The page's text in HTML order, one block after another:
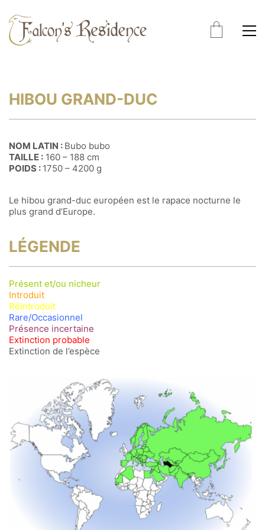
HIBOU GRAND-DUC
NOM LATIN : Bubo bubo
TAILLE : 160 – 188 cm
POIDS : 1750 – 4200 g
Le hibou grand-duc européen est le rapace nocturne le
plus grand d’Europe.
LÉGENDE
Présent et/ou nicheur
Introduit
Réintroduit
Rare/Occasionnel
Présence incertaine
Extinction probable
Extinction de l’espèce